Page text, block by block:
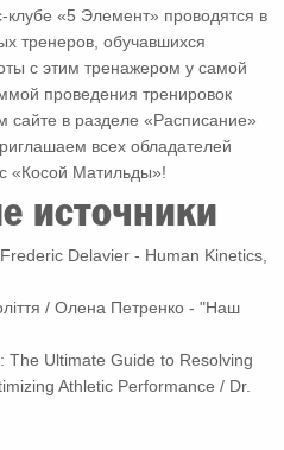
«5 Элемент» проводятся в
тренеров, обучавшихся
с этим тренажером у самой
проведения тренировок
в разделе «Расписание»
всех обладателей
«Косой Матильды»!
источники
Delavier - Human Kinetics,
/ Олена Петренко - "Наш
The Ultimate Guide to Resolving
Athletic Performance / Dr.